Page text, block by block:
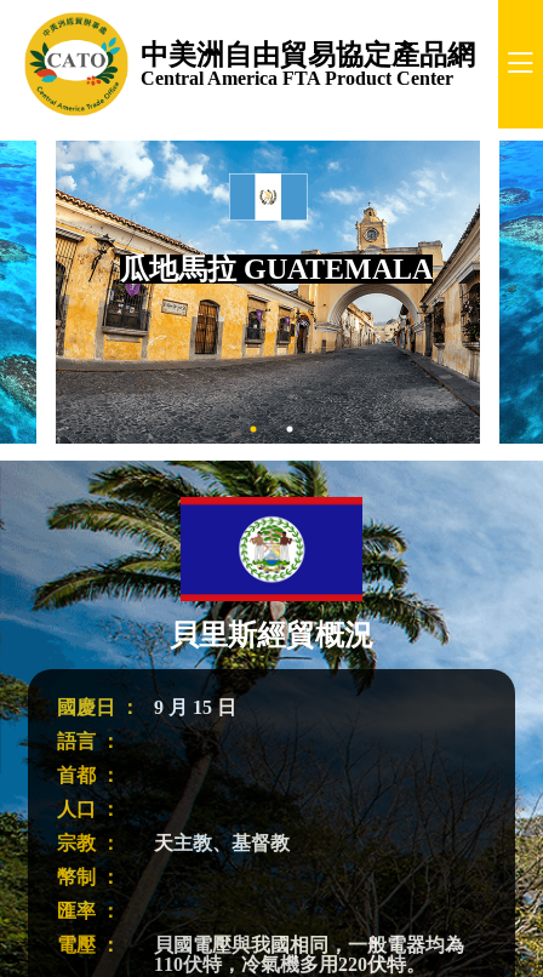
中美洲自由貿易協定產品網
Central America FTA Product Center
瓜地馬拉 GUATEMALA
貝里斯經貿概況
國慶日 ：
9 月 15 日
語言 ：
首都 ：
人口 ：
宗教 ：
天主教、基督教
幣制 ：
匯率 ：
電壓 ：
貝國電壓與我國相同，一般電器均為
110伏特，冷氣機多用220伏特。